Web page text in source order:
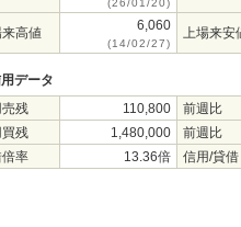
(26/01/20)
高値 6,060
(14/02/27)
上場来安
データ
残
110,800
前週比
残
1,480,000
前週比
率
13.36倍 信用/貸借